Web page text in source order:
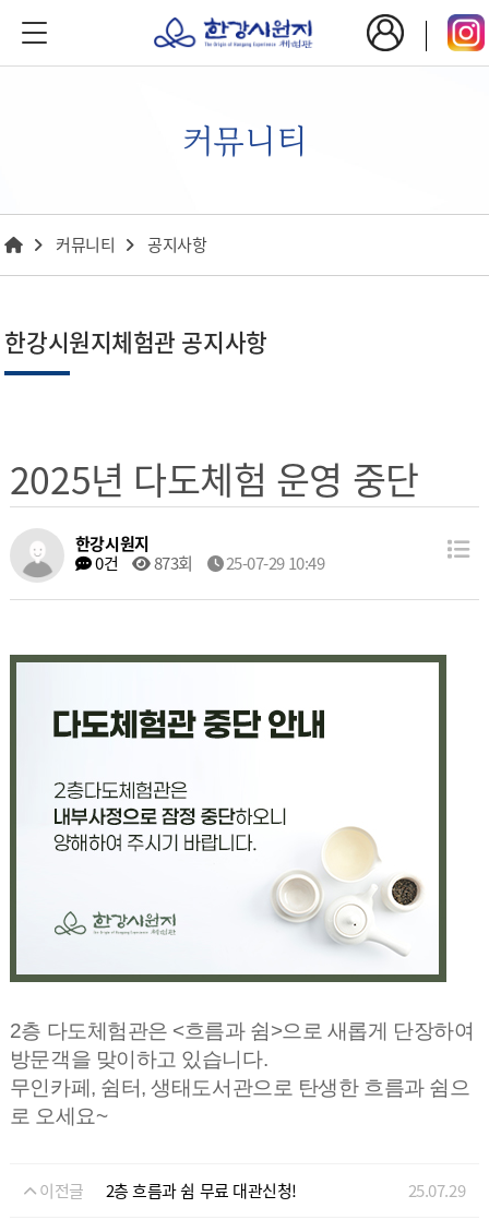
커뮤니티
커뮤니티 공지사항
한강시원지체험관 공지사항
2025년 다도체험 운영 중단
한강시원지
0건
873회 25-07-29 10:49
2층 다도체험관은 <흐름과 쉼>으로 새롭게 단장하여
방문객을 맞이하고 있습니다.
무인카페, 쉼터, 생태도서관으로 탄생한 흐름과 쉼으
로 오세요~
이전글 2층 흐름과 쉼 무료 대관신청! 25.07.29